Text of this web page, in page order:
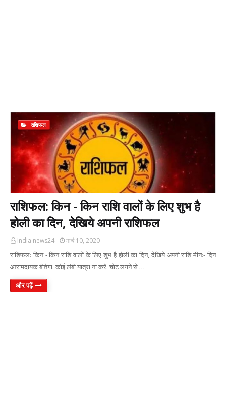
राशिफल
राशिफल: किन - किन राशि वालों के लिए शुभ है
होली का दिन, देखिये अपनी राशिफल
India news24 मार्च 10, 2020
राशिफल: किन - किन राशि वालों के लिए शुभ है होली का दिन, देखिये अपनी राशि मीन:- दिन
आरामदायक बीतेगा. कोई लंबी यात्रा ना करें. चोट लगने से …
और पढ़ें